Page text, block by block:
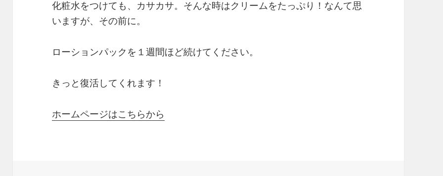
化粧水をつけても、カサカサ。そんな時はクリームをたっぷり！なんて思
いますが、その前に。
ローションパックを１週間ほど続けてください。
きっと復活してくれます！
ホームページはこちらから